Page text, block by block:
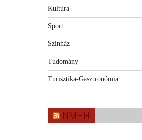
Kultúra
Sport
Színház
Tudomány
Turisztika-Gasztronómia
NMHH